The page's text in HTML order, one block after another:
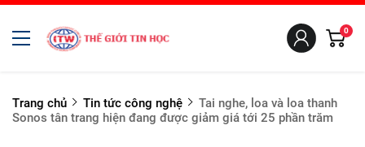
0
Trang chủ Tin tức công nghệ
Tai nghe, loa và loa thanh
Sonos tân trang hiện đang được giảm giá tới 25 phần trăm